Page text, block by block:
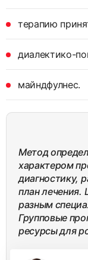
терапию
диалектико-
майндфулнес.
Метод
характером
диагностику,
план лечения.
разным
Групповые
ресурсы для